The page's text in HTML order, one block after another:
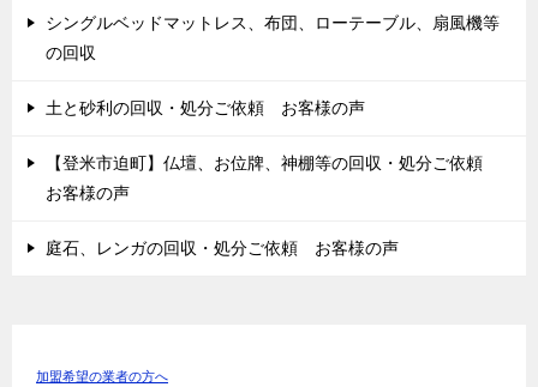
シングルベッドマットレス、布団、ローテーブル、扇風機等
の回収
土と砂利の回収・処分ご依頼 お客様の声
【登米市迫町】仏壇、お位牌、神棚等の回収・処分ご依頼
お客様の声
庭石、レンガの回収・処分ご依頼 お客様の声
加盟希望の業者の方へ